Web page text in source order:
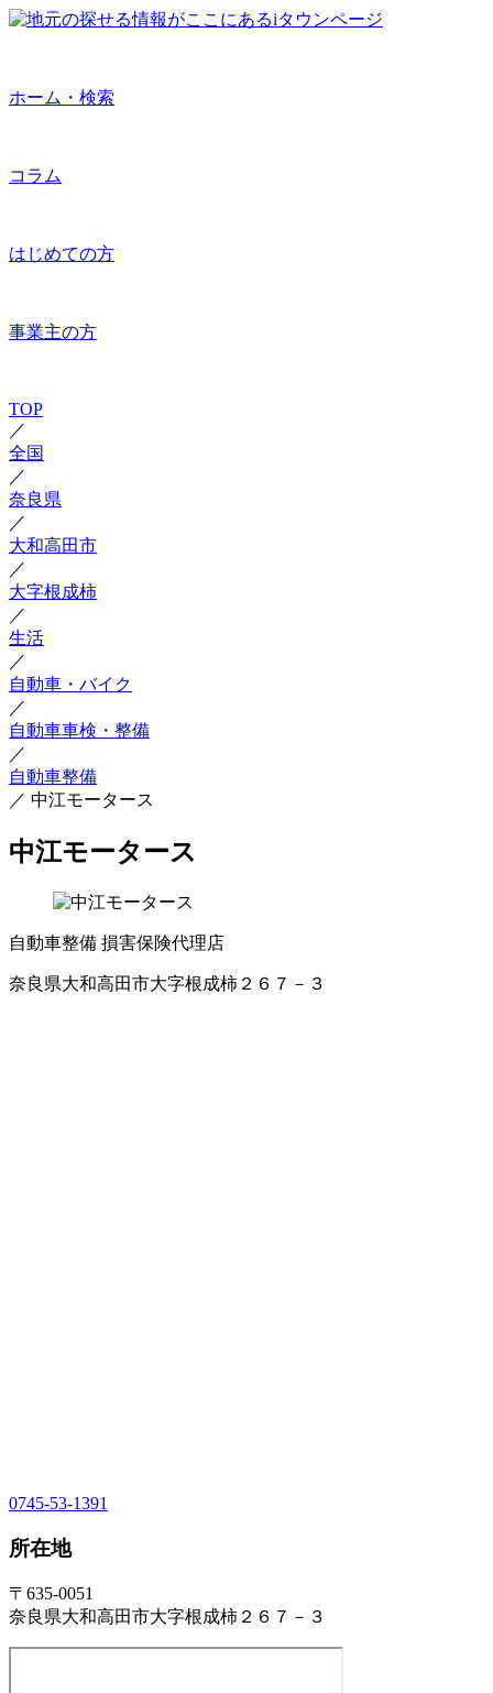
ホーム・検索
コラム
はじめての方
事業主の方
TOP
／
全国
／
奈良県
／
大和高田市
／
大字根成柿
／
生活
／
自動車・バイク
／
自動車車検・整備
／
自動車整備
／ 中江モータース
中江モータース
自動車整備 損害保険代理店
奈良県大和高田市大字根成柿２６７－３
0745-53-1391
所在地
〒635-0051
奈良県大和高田市大字根成柿２６７－３